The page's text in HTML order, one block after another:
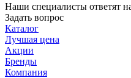
Наши специалисты ответят
Задать вопрос
Каталог
Лучшая цена
Акции
Бренды
Компания